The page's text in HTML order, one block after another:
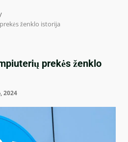
ženklo istorija
prekės ženklo
2024